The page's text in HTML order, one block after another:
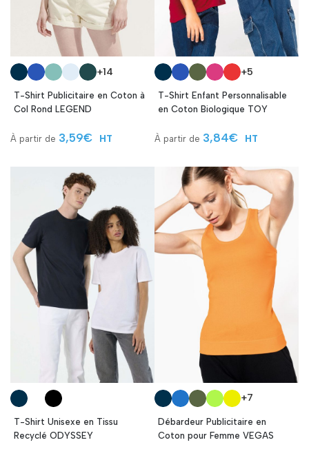
+14
T-Shirt Publicitaire en Coton à
Col Rond LEGEND
3,59€ HT
+5
T-Shirt Enfant Personnalisable
en Coton Biologique TOY
3,84€ HT
T-Shirt Unisexe en Tissu
Recyclé ODYSSEY
+7
Débardeur Publicitaire en
Coton pour Femme VEGAS